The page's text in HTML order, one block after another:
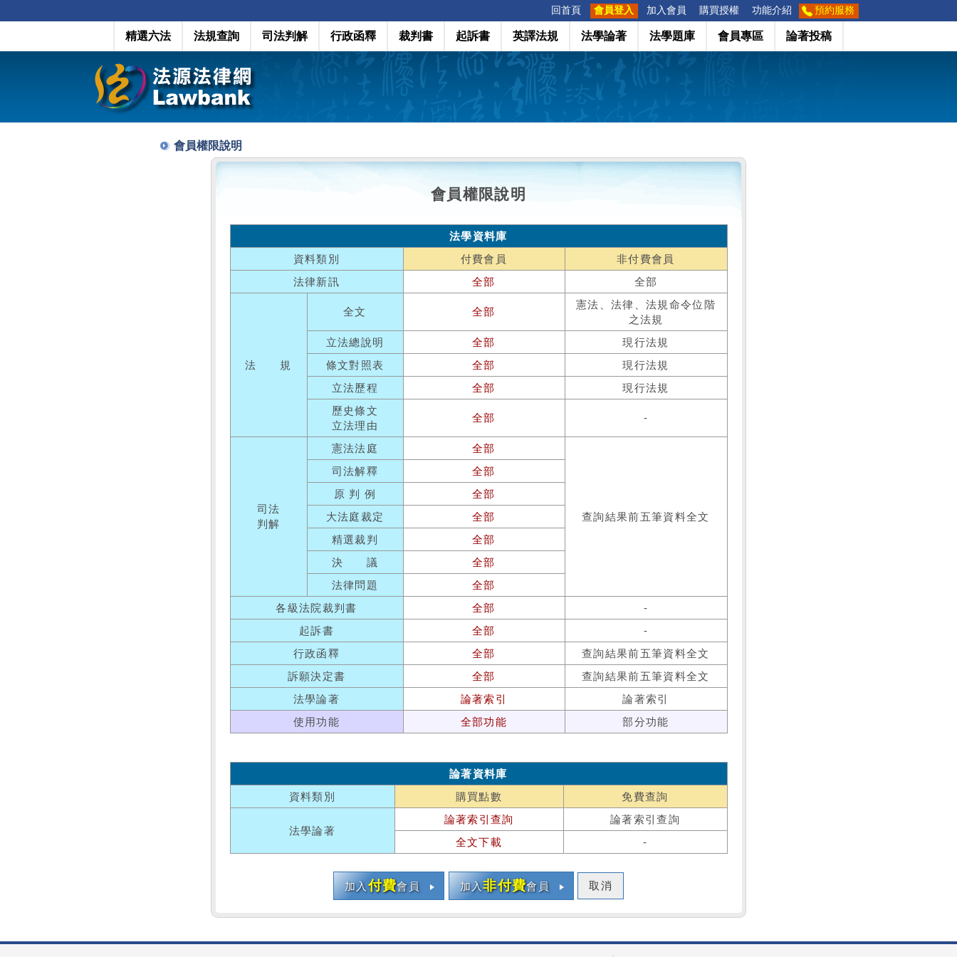
回首頁 會員登入 加入會員 購買授權 功能介紹 預約服務
精選六法 法規查詢 司法判解 行政函釋 裁判書 起訴書 英譯法規 法學論著 法學題庫 會員專區 論著投稿
會員權限說明
會員權限說明
法學資料庫
資料類別
付費會員
非付費會員
法律新訊
全部 全部
法 規
全文 全部
憲法、法律、法規命令位階
之法規
立法總說明
全部
現行法規
條文對照表
全部
現行法規
立法歷程
全部
現行法規
歷史條文
立法理由
全部 -
司法
判解
憲法法庭 全部
查詢結果前五筆資料全文
司法解釋
全部
原 判 例
全部
大法庭裁定
全部
精選裁判
全部
決 議
全部
法律問題
全部
各級法院裁判書
全部
-
起訴書
全部
-
行政函釋
全部
查詢結果前五筆資料全文
訴願決定書
全部
查詢結果前五筆資料全文
法學論著
論著索引
論著索引
使用功能
全部功能 部分功能
論著資料庫
資料類別
購買點數 免費查詢
法學論著
論著索引查詢
論著索引查詢
全文下載
-
加入付費會員 加入非付費會員 取消